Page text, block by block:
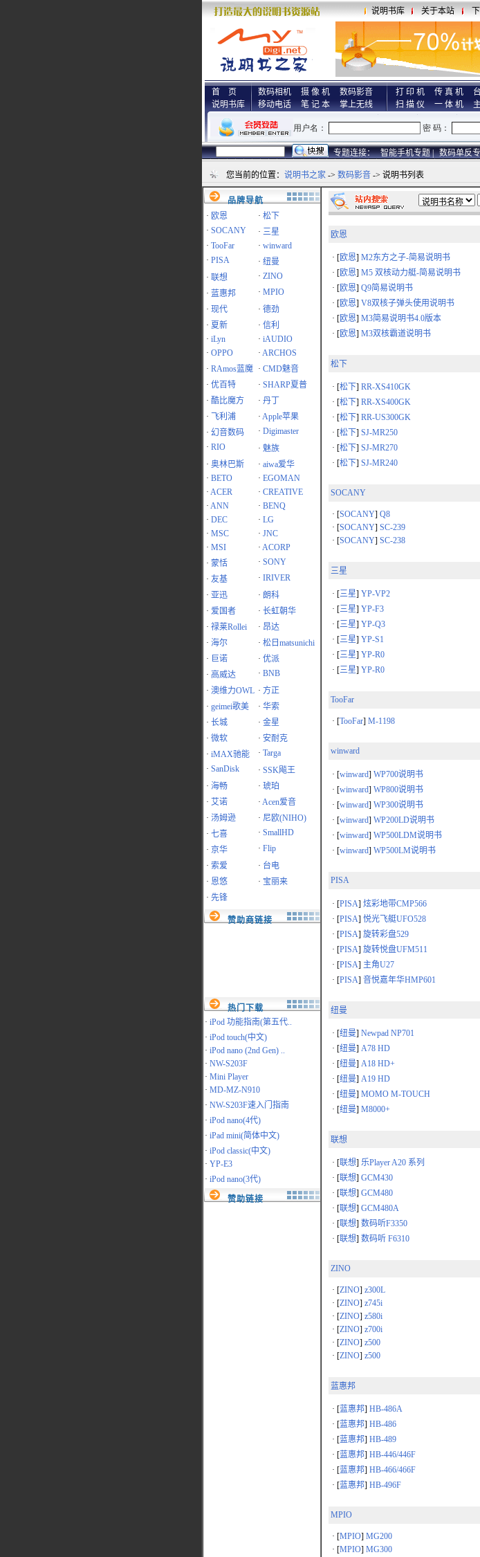
说明书库 关于本站
首 页
说明书库
数码相机 摄 像 机
数码影音
移动电话
笔 记 本 掌上无线
打 印 机 传 真 机
扫 描 仪
一 体 机
专题连接： 智能手机专题 | 数码单反
您当前的位置： 说明书之家 -> 数码影音 -> 说明书列表
品牌导航
· 欧恩 · 松下
· SOCANY · 三星
· TooFar · winward
· PISA · 纽曼
· 联想 · ZINO
· 蓝惠邦 · MPIO
· 现代 · 德劲
· 夏新 · 信利
· iLyn · iAUDIO
· OPPO · ARCHOS
· RAmos蓝魔 · CMD魅音
· 优百特 · SHARP夏普
· 酷比魔方 · 丹丁
·
飞利浦 · Apple苹果
· 幻音数码 · Digimaster
· RIO · 魅族
· 奥林巴斯 · aiwa爱华
· BETO · EGOMAN
· ACER · CREATIVE
· ANN · BENQ
· DEC · LG
· MSC · JNC
· MSI · ACORP
· 蒙恬 · SONY
· 友基 · IRIVER
· 亚迅 · 朗科
· 爱国者 · 长虹朝华
· 禄莱Rollei · 昂达
· 海尔 · 松日matsunichi
· 巨诺 · 优派
· 高威达 · BNB
· 澳维力OWL · 方正
· geimei歌美 · 华索
· 长城 · 金星
· 微软 · 安耐克
· iMAX驰能 · Targa
· SanDisk · SSK飚王
· 海畅 · 琥珀
· 艾诺 · Acen爱音
· 汤姆逊 · 尼欧(NIHO)
· 七喜 · SmallHD
· 京华 · Flip
· 索爱 · 台电
· 恩悠 · 宝丽来
· 先锋
赞助商链接
热门下载
· iPod 功能指南(第五代..
· iPod touch(中文)
· iPod nano (2nd Gen) ..
· NW-S203F
· Mini Player
· MD-MZ-N910
· NW-S203F速入门指南
· iPod nano(4代)
· iPad mini(简体中文)
· iPod classic(中文)
· YP-E3
· iPod nano(3代)
赞助链接
欧恩
· [欧恩] M2东方之子-简易说明书
· [欧恩] M5 双核动力艇-简易说明书
· [欧恩] Q9简易说明书
· [欧恩] V8双核子弹头使用说明书
· [欧恩] M3简易说明书4.0版本
· [欧恩] M3双核霸道说明书
松下
· [松下] RR-XS410GK
· [松下] RR-XS400GK
· [松下] RR-US300GK
· [松下] SJ-MR250
· [松下] SJ-MR270
· [松下] SJ-MR240
SOCANY
· [SOCANY] Q8
· [SOCANY] SC-239
· [SOCANY] SC-238
三星
· [三星] YP-VP2
· [三星] YP-F3
· [三星] YP-Q3
· [三星] YP-S1
· [三星] YP-R0
· [三星] YP-R0
TooFar
· [TooFar] M-1198
winward
· [winward] WP700说明书
· [winward] WP800说明书
· [winward] WP300说明书
· [winward] WP200LD说明书
· [winward] WP500LDM说明书
· [winward] WP500LM说明书
PISA
· [PISA] 炫彩地带CMP566
· [PISA] 悦光飞艇UFO528
· [PISA] 旋转彩盘529
· [PISA] 旋转悦盘UFM511
· [PISA] 主角U27
· [PISA] 音悦嘉年华HMP601
纽曼
· [纽曼] Newpad NP701
· [纽曼] A78 HD
· [纽曼] A18 HD+
· [纽曼] A19 HD
· [纽曼] MOMO M-TOUCH
· [纽曼] M8000+
联想
· [联想] 乐Player A20 系列
· [联想] GCM430
· [联想] GCM480
· [联想] GCM480A
· [联想] 数码听F3350
· [联想] 数码听 F6310
ZINO
· [ZINO] z300L
· [ZINO] z745i
· [ZINO] z580i
· [ZINO] z700i
· [ZINO] z500
· [ZINO] z500
蓝惠邦
· [蓝惠邦] HB-486A
· [蓝惠邦] HB-486
· [蓝惠邦] HB-489
· [蓝惠邦] HB-446/446F
· [蓝惠邦] HB-466/466F
· [蓝惠邦] HB-496F
MPIO
· [MPIO] MG200
· [MPIO] MG300